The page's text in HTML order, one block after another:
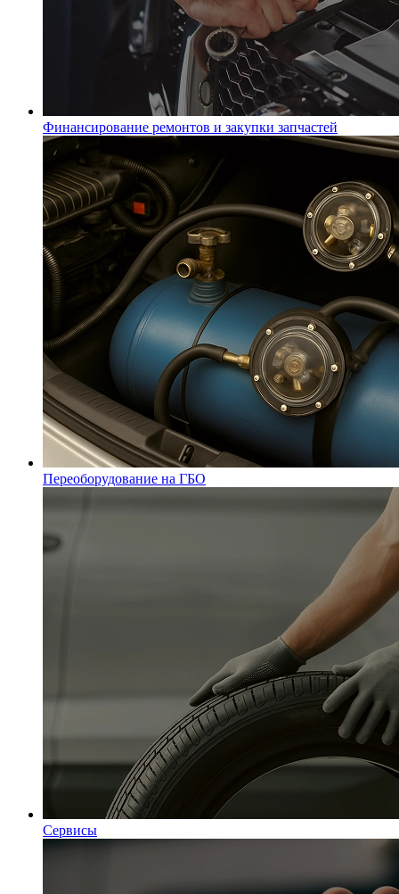
Финансирование ремонтов и закупки запчастей
Переоборудование на ГБО
Сервисы